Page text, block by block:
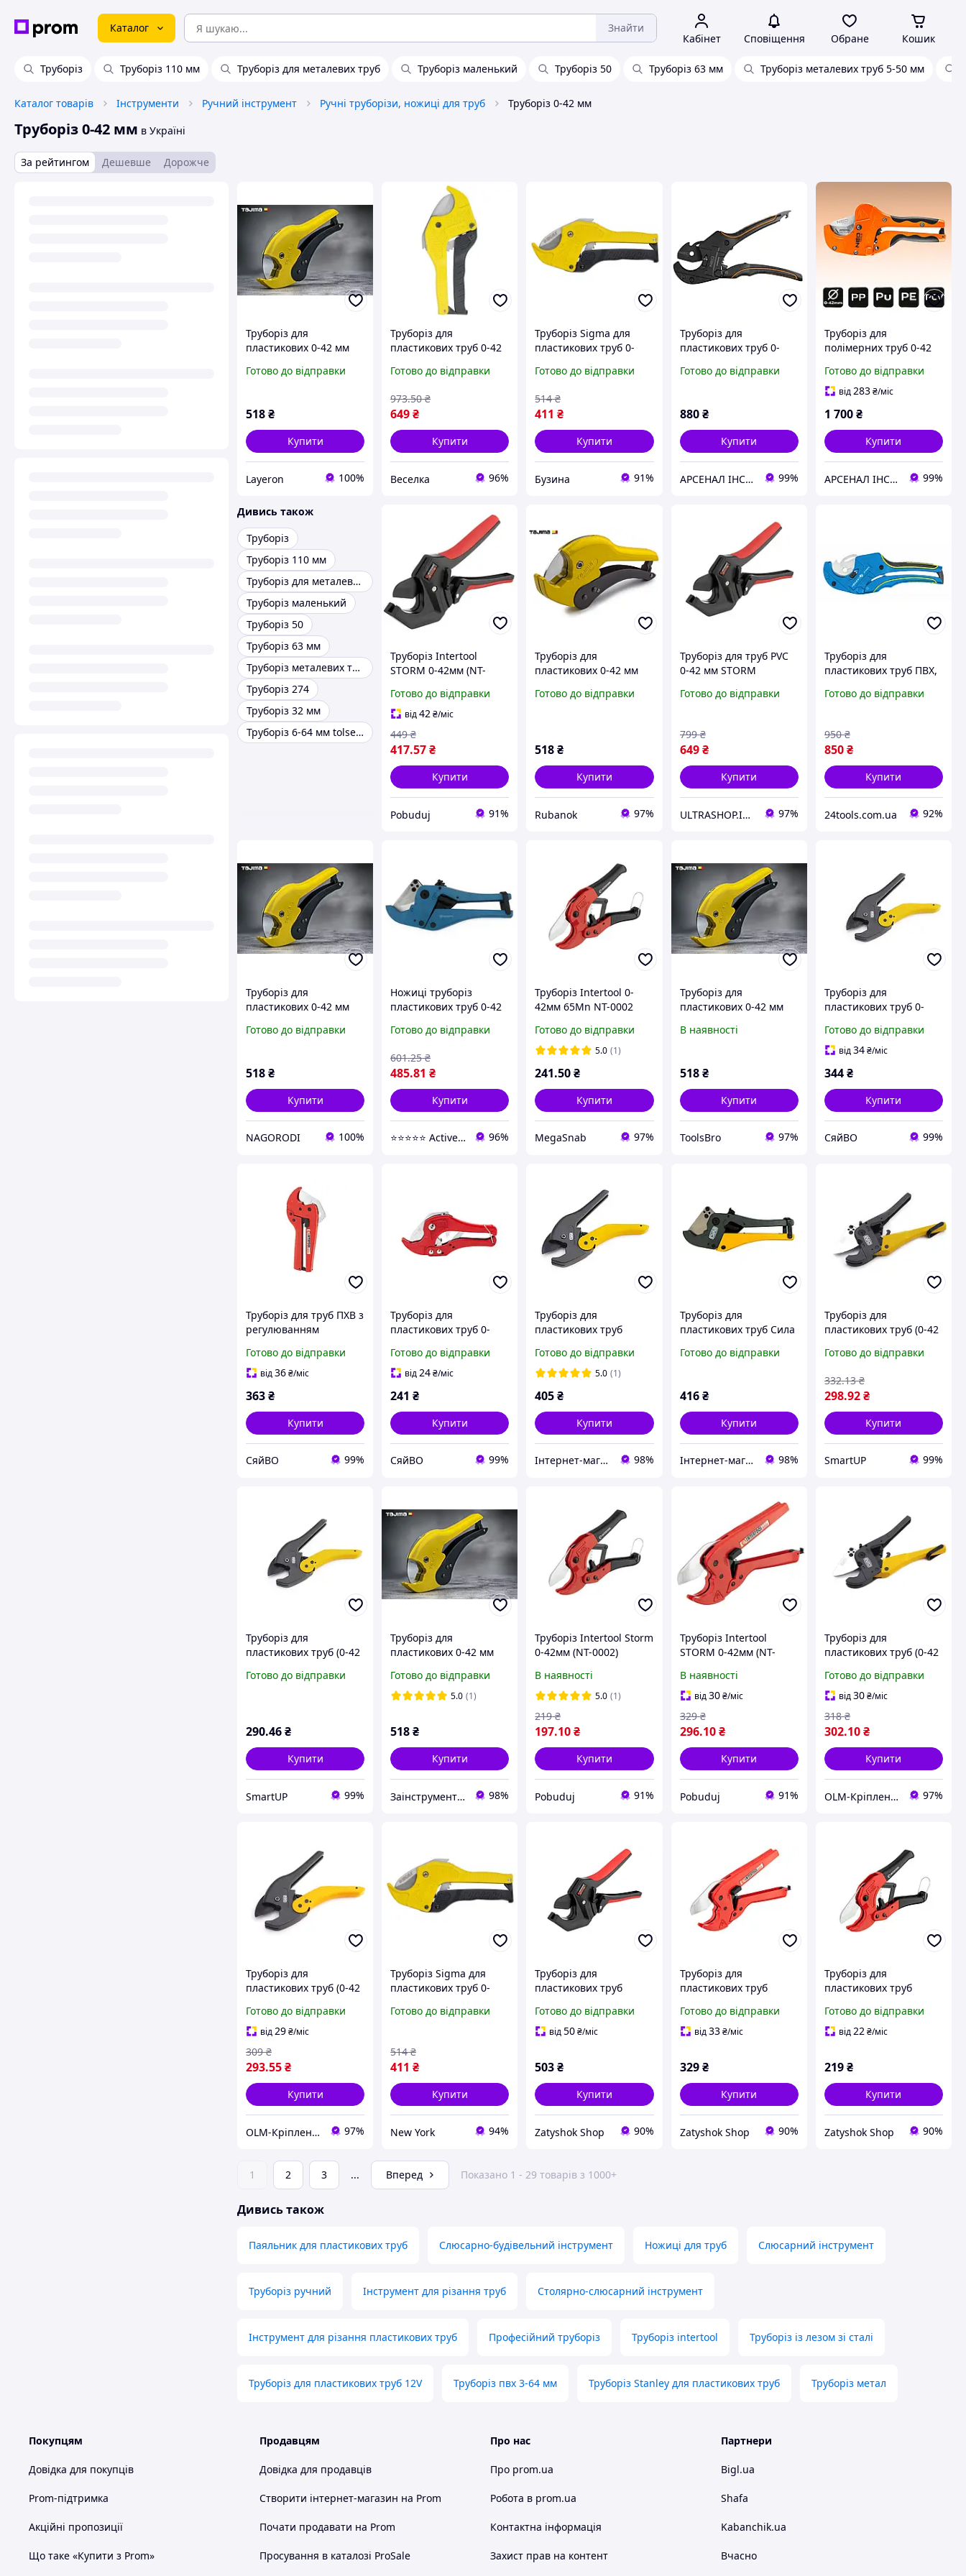
Каталог Знайти
Кабінет Сповіщення Обране Кошик
Труборіз Труборіз 110 мм Труборіз для металевих труб Труборіз маленький Труборіз 50 Труборіз 63 мм Труборіз металевих труб 5-50 мм
Каталог товарів Інструменти Ручний інструмент Ручні труборізи, ножиці для труб Труборіз 0-42 мм
Труборіз 0-42 мм в Україні
За рейтингом Дешевше Дорожче
Труборіз для
пластикових 0-42 мм
42L
Готово до відправки
518₴
Купити
Layeron 100%
Труборіз для
пластикових труб 0-42
інструмент для
майстрів FLAME
Готово до відправки
649₴
973.50 ₴
Купити
Веселка 96%
Труборіз Sigma для
пластикових труб 0-
4333131 buzyna
Готово до відправки
411 ₴
514 ₴
Купити
Бузина 91%
Труборіз для
пластикових труб 0-
Готово до відправки
880 ₴
Купити
АРСЕНАЛ ІНСТРУМЕНТА 99%
Труборіз для
полімерних труб 0-42
Готово до відправки
від283₴/міс
1 700₴
Купити
АРСЕНАЛ ІНСТРУМЕНТА 99%
Дивись також
Труборіз
Труборіз 110 мм
Труборіз для металевих труб
Труборіз маленький
Труборіз 50
Труборіз 63 мм
Труборіз металевих труб 5-50 мм
Труборіз 274
Труборіз 32 мм
Труборіз 6-64 мм tolsen 33006
Труборіз Intertool
STORM 0-42мм (NT-
Готово до відправки
від42₴/міс
417.57₴
449 ₴
Купити
Pobuduj 91%
Труборіз для
пластикових 0-42 мм
42L
Готово до відправки
518₴
Купити
Rubanok 97%
Труборіз для труб PVC
0-42 мм STORM
SK5 230 мм
Готово до відправки
649 ₴
799 ₴
Купити
ULTRASHOP.IN.UA 🛒 Інтернет-магазин трендових гаджетів 97%
Труборіз для
пластикових труб ПВХ,
HT1P603
Готово до відправки
850₴
950 ₴
Купити
24tools.com.ua 92%
Труборіз для
пластикових 0-42 мм
42L
Готово до відправки
518₴
Купити
NAGORODI 100%
Ножиці труборіз
пластикових труб 0-42
(620554)
Готово до відправки
485.81 ₴
601.25 ₴
Купити
⭐️⭐️⭐️⭐️⭐️ Active Point 96%
Труборіз Intertool 0-
42мм 65Mn NT-0002
Готово до відправки
5.0 (1)
241.50₴
Купити
MegaSnab 97%
Труборіз для
пластикових 0-42 мм
42L
В наявності
518 ₴
Купити
ToolsBro 97%
Труборіз для
пластикових труб 0-
СИЛА
Готово до відправки
від34₴/міс
344₴
Купити
СяйВО 99%
Труборіз для труб ПХВ з
регулюванням
0003 ТМ INTERTOOL
Готово до відправки
від36₴/міс
363₴
Купити
СяйВО 99%
Труборіз для
пластикових труб 0-
Готово до відправки
від24₴/міс
241 ₴
Купити
СяйВО 99%
Труборіз для
пластикових труб
(310792)
Готово до відправки
5.0 (1)
405₴
Купити
Інтернет-магазин "SANTAN" 98%
Труборіз для
пластикових труб Сила
Готово до відправки
416 ₴
Купити
Інтернет-магазин "SANTAN" 98%
Труборіз для
пластикових труб (0-42
Готово до відправки
298.92₴
332.13 ₴
Купити
SmartUP 99%
Труборіз для
пластикових труб (0-42
Готово до відправки
290.46₴
Купити
SmartUP 99%
Труборіз для
пластикових 0-42 мм
42L
Готово до відправки
5.0 (1)
518₴
Купити
Заінструментом 98%
Труборіз Intertool Storm
0-42мм (NT-0002)
В наявності
5.0 (1)
197.10₴
219 ₴
Купити
Pobuduj 91%
Труборіз Intertool
STORM 0-42мм (NT-
В наявності
від30 ₴/міс
296.10 ₴
329 ₴
Купити
Pobuduj 91%
Труборіз для
пластикових труб (0-42
Готово до відправки
від30₴/міс
302.10₴
318 ₴
Купити
OLM-Кріплення-експерт 97%
Труборіз для
пластикових труб (0-42
Готово до відправки
від29₴/міс
293.55₴
309 ₴
Купити
OLM-Кріплення-експерт 97%
Труборіз Sigma для
пластикових труб 0-
4333131 newyork
Готово до відправки
411 ₴
514 ₴
Купити
New York 94%
Труборіз для
пластикових труб
(NT-0004)
Готово до відправки
від50₴/міс
503₴
Купити
Zatyshok Shop 90%
Труборіз для
пластикових труб
0003 (NT-0003)
Готово до відправки
від33 ₴/міс
329 ₴
Купити
Zatyshok Shop 90%
Труборіз для
пластикових труб
0002 (NT-0002)
Готово до відправки
від22₴/міс
219₴
Купити
Zatyshok Shop 90%
1 2 3 ... Вперед Показано 1 - 29 товарів з 1000+
Дивись також
Паяльник для пластикових труб Слюсарно-будівельний інструмент Ножиці для труб Слюсарний інструмент
Труборіз ручний Інструмент для різання труб Столярно-слюсарний інструмент
Інструмент для різання пластикових труб Професійний труборіз Труборіз intertool Труборіз із лезом зі сталі
Труборіз для пластикових труб 12V Труборіз пвх 3-64 мм Труборіз Stanley для пластикових труб Труборіз метал
Покупцям
Довідка для покупців
Prom-підтримка
Акційні пропозиції
Що таке «Купити з Prom»
Продавцям
Довідка для продавців
Створити інтернет-магазин на Prom
Почати продавати на Prom
Просування в каталозі ProSale
Про нас
Про prom.ua
Робота в prom.ua
Контактна інформація
Захист прав на контент
Партнери
Bigl.ua
Shafa
Kabanchik.ua
Вчасно